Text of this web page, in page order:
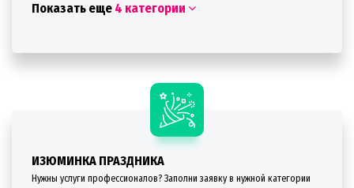
Показать еще 4 категории
ИЗЮМИНКА ПРАЗДНИКА
Нужны услуги профессионалов? Заполни заявку в нужной категории